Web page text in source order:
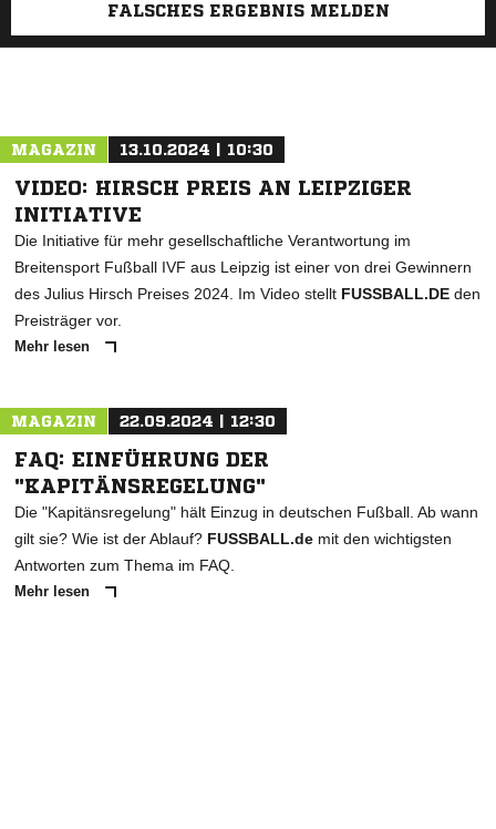
FALSCHES ERGEBNIS MELDEN
MAGAZIN 13.10.2024 | 10:30
VIDEO: HIRSCH PREIS AN LEIPZIGER
INITIATIVE
Die Initiative für mehr gesellschaftliche Verantwortung im
Breitensport Fußball IVF aus Leipzig ist einer von drei Gewinnern
des Julius Hirsch Preises 2024. Im Video stellt FUSSBALL.DE den
Preisträger vor.
Mehr lesen
MAGAZIN 22.09.2024 | 12:30
FAQ: EINFÜHRUNG DER
"KAPITÄNSREGELUNG"
Die "Kapitänsregelung" hält Einzug in deutschen Fußball. Ab wann
gilt sie? Wie ist der Ablauf? FUSSBALL.de mit den wichtigsten
Antworten zum Thema im FAQ.
Mehr lesen